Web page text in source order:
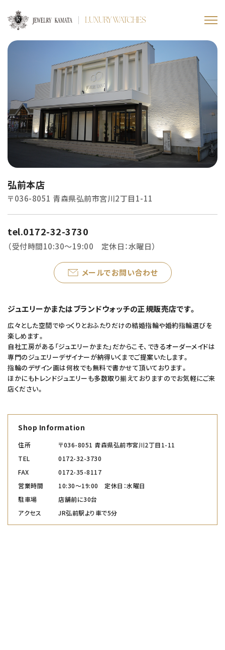
LUXURY WATCHES
弘前本店
〒036-8051 青森県弘前市宮川2丁目1-11
tel.0172-32-3730
（受付時間10:30～19:00 定休日：水曜日）
メールでお問い合わせ
ジュエリーかまたはブランドウォッチの正規販売店です。
広々とした空間でゆっくりとおふたりだけの結婚指輪や婚約指輪選びを
楽しめます。
自社工房がある「ジュエリーかまた」だからこそ、できるオーダーメイドは
専門のジュエリーデザイナーが納得いくまでご提案いたします。
指輪のデザイン画は何枚でも無料で書かせて頂いております。
ほかにもトレンドジュエリーも多数取り揃えておりますのでお気軽にご来
店ください。
Shop Information
住所
〒036-8051 青森県弘前市宮川2丁目1-11
TEL
0172-32-3730
FAX
0172-35-8117
営業時間
10:30～19:00 定休日：水曜日
駐車場
店舗前に30台
アクセス
JR弘前駅より車で5分